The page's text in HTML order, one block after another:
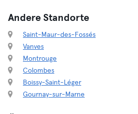
Andere Standorte
Saint-Maur-des-Fossés
Vanves
Montrouge
Colombes
Boissy-Saint-Léger
Gournay-sur-Marne